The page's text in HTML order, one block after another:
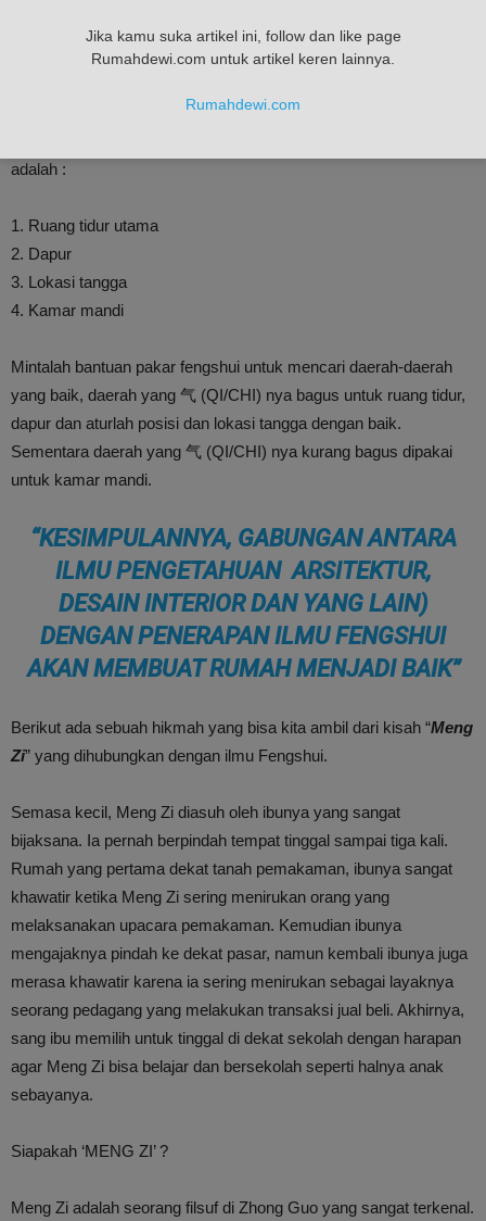
adalah :
1. Ruang tidur utama
2. Dapur
3. Lokasi tangga
4. Kamar mandi
Mintalah bantuan pakar fengshui untuk mencari daerah-daerah
yang baik, daerah yang 气 (QI/CHI) nya bagus untuk ruang tidur,
dapur dan aturlah posisi dan lokasi tangga dengan baik.
Sementara daerah yang 气 (QI/CHI) nya kurang bagus dipakai
untuk kamar mandi.
“KESIMPULANNYA, GABUNGAN ANTARA
ILMU PENGETAHUAN ARSITEKTUR,
DESAIN INTERIOR DAN YANG LAIN)
DENGAN PENERAPAN ILMU FENGSHUI
AKAN MEMBUAT RUMAH MENJADI BAIK”
Berikut ada sebuah hikmah yang bisa kita ambil dari kisah “Meng
Zi” yang dihubungkan dengan ilmu Fengshui.
Semasa kecil, Meng Zi diasuh oleh ibunya yang sangat
bijaksana. Ia pernah berpindah tempat tinggal sampai tiga kali.
Rumah yang pertama dekat tanah pemakaman, ibunya sangat
khawatir ketika Meng Zi sering menirukan orang yang
melaksanakan upacara pemakaman. Kemudian ibunya
mengajaknya pindah ke dekat pasar, namun kembali ibunya juga
merasa khawatir karena ia sering menirukan sebagai layaknya
seorang pedagang yang melakukan transaksi jual beli. Akhirnya,
sang ibu memilih untuk tinggal di dekat sekolah dengan harapan
agar Meng Zi bisa belajar dan bersekolah seperti halnya anak
sebayanya.
Siapakah ‘MENG ZI’ ?
Meng Zi adalah seorang filsuf di Zhong Guo yang sangat terkenal.
Jika kamu suka artikel ini, follow dan like page
Rumahdewi.com untuk artikel keren lainnya.
Rumahdewi.com